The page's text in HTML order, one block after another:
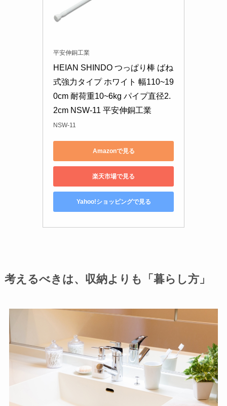
平安伸銅工業
HEIAN SHINDO つっぱり棒 ばね
式強力タイプ ホワイト 幅110~19
0cm 耐荷重10~6kg パイプ直径2.
2cm NSW-11 平安伸銅工業
NSW-11
Amazonで見る
楽天市場で見る
Yahoo!ショッピングで見る
考えるべきは、収納よりも「暮らし方」